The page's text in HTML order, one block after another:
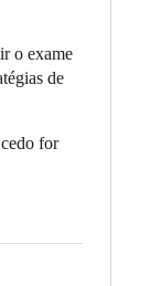
o exame
de
for